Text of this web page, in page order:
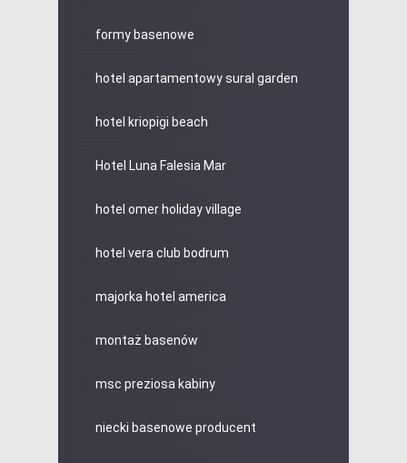
formy basenowe
hotel apartamentowy sural garden
hotel kriopigi beach
Hotel Luna Falesia Mar
hotel omer holiday village
hotel vera club bodrum
majorka hotel america
montaż basenów
msc preziosa kabiny
niecki basenowe producent